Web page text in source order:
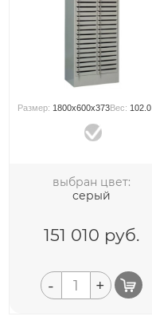
Размер: 1800x600x373Вес: 102.0
выбран цвет:
серый
151 010 руб.
- +